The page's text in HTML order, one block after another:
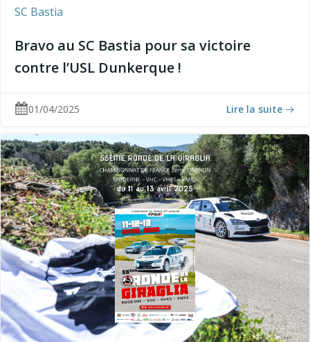
SC Bastia
Bravo au SC Bastia pour sa victoire
contre l’USL Dunkerque !
01/04/2025 Lire la suite